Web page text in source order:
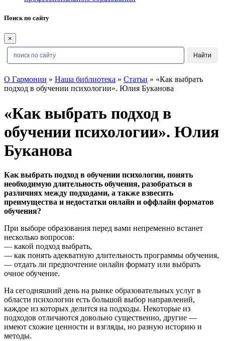
Поиск по сайту
×
О Гармонии » Наша библиотека » Статьи » «Как выбрать
подход в обучении психологии». Юлия Буканова
«Как выбрать подход в
обучении психологии». Юлия
Буканова
Как выбрать подход в обучении психологии, понять
необходимую длительность обучения, разобраться в
различиях между подходами, а также взвесить
преимущества и недостатки онлайн и оффлайн форматов
обучения?
При выборе образования перед вами непременно встанет
несколько вопросов:
— какой подход выбрать,
— как понять адекватную длительность программы обучения,
— отдать ли предпочтение онлайн формату или выбрать
очное обучение.
На сегодняшний день на рынке образовательных услуг в
области психологии есть большой выбор направлений,
каждое из которых делится на подходы. Некоторые из
подходов отличаются довольно существенно, другие —
имеют схожие ценности и взгляды, но разную историю и
методы.